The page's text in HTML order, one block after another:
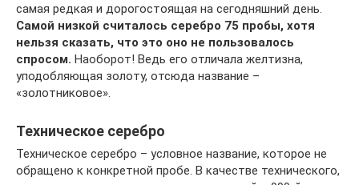
самая редкая и дорогостоящая на сегодняшний день.
Самой низкой считалось серебро 75 пробы, хотя
нельзя сказать, что это оно не пользовалось
спросом. Наоборот! Ведь его отличала желтизна,
уподобляющая золоту, отсюда название –
«золотниковое».
Техническое серебро
Техническое серебро – условное название, которое не
обращено к конкретной пробе. В качестве технического,